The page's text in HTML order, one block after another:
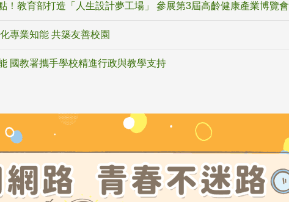
！教育部打造「人生設計夢工場」 參展第3屆高齡健康產業博覽會
專業知能 共築友善校園
國教署攜手學校精進行政與教學支持